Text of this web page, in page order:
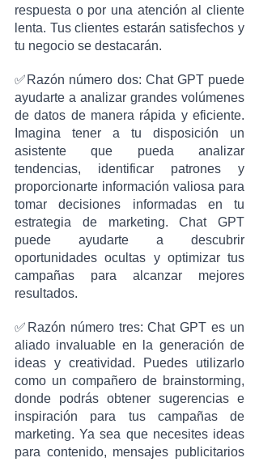
respuesta o por una atención al cliente
lenta. Tus clientes estarán satisfechos y
tu negocio se destacarán.
✅Razón número dos: Chat GPT puede
ayudarte a analizar grandes volúmenes
de datos de manera rápida y eficiente.
Imagina tener a tu disposición un
asistente que pueda analizar
tendencias, identificar patrones y
proporcionarte información valiosa para
tomar decisiones informadas en tu
estrategia de marketing. Chat GPT
puede ayudarte a descubrir
oportunidades ocultas y optimizar tus
campañas para alcanzar mejores
resultados.
✅Razón número tres: Chat GPT es un
aliado invaluable en la generación de
ideas y creatividad. Puedes utilizarlo
como un compañero de brainstorming,
donde podrás obtener sugerencias e
inspiración para tus campañas de
marketing. Ya sea que necesites ideas
para contenido, mensajes publicitarios